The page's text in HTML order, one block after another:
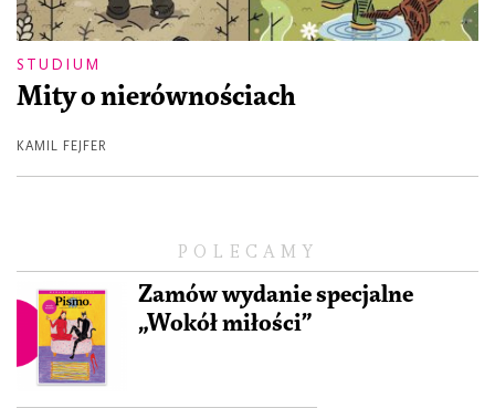
POLECAMY
Zamów wydanie specjalne
„Wokół miłości”
STUDIUM
Mity o nierównościach
KAMIL FEJFER